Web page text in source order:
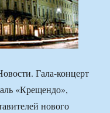
Гала-концерт
«Крещендо»,
нового